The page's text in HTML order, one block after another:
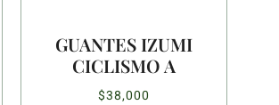
GUANTES IZUMI
CICLISMO A
$38,000